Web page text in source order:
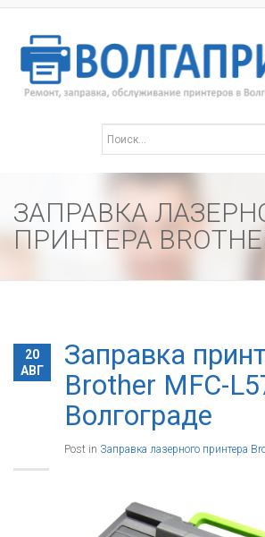
ЗАПРАВКА
ПРИНТЕРА
20
АВГ
Заправка
Brother MFC-
Волгограде
Post in Заправка лазерного принтера